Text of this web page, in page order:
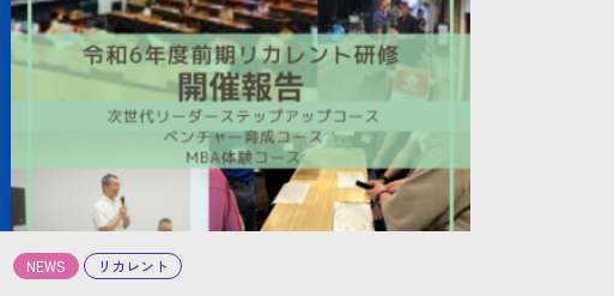
NEWS リカレント